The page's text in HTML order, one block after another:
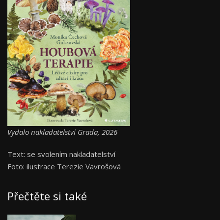
Vydalo nakladatelství Grada, 2026
Text: se svolením nakladatelství
Foto: ilustrace Terezie Vavrošová
Přečtěte si také